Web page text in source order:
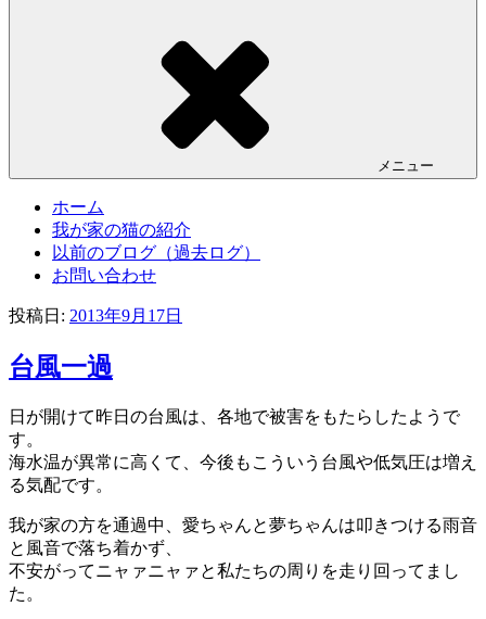
メニュー
ホーム
我が家の猫の紹介
以前のブログ（過去ログ）
お問い合わせ
投稿日: 2013年9月17日
台風一過
日が開けて昨日の台風は、各地で被害をもたらしたようで
す。
海水温が異常に高くて、今後もこういう台風や低気圧は増え
る気配です。
我が家の方を通過中、愛ちゃんと夢ちゃんは叩きつける雨音
と風音で落ち着かず、
不安がってニャァニャァと私たちの周りを走り回ってまし
た。